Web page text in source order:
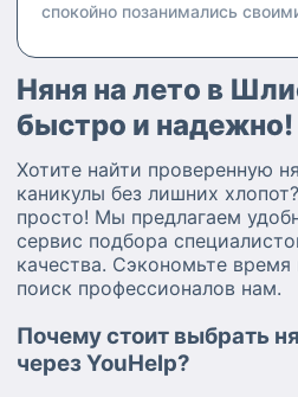
спокойно позанимались
Няня на лето в
быстро и надежно!
Хотите найти проверенную
каникулы без лишних
просто! Мы предлагаем
сервис подбора
качества. Сэкономьте
поиск профессионалов нам.
Почему стоит выбрать
через YouHelp?